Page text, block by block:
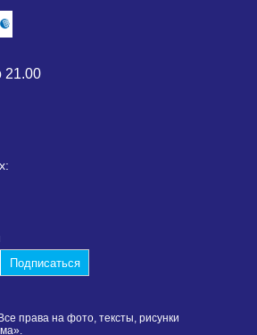
21.00
права на фото, тексты, рисунки